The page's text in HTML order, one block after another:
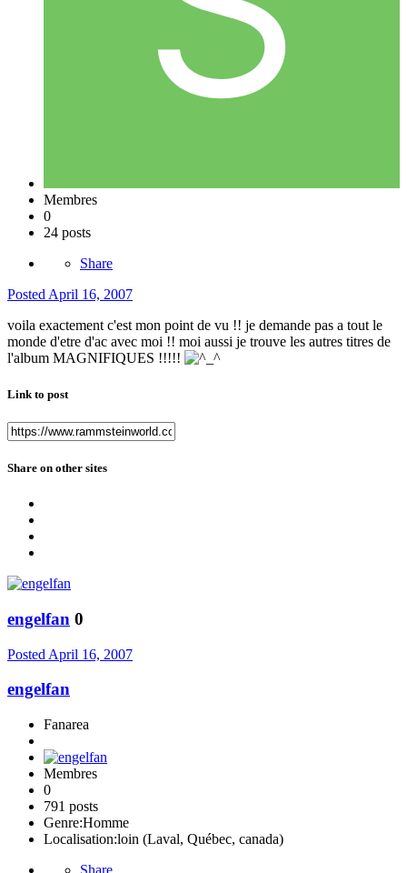
Membres
0
24 posts
Share
PostedApril 16, 2007
voila exactement c'est mon point de vu !! je demande pas a tout le
monde d'etre d'ac avec moi !! moi aussi je trouve les autres titres de
l'album MAGNIFIQUES !!!!!
Link to post
Share on other sites
engelfan 0
Posted April 16, 2007
engelfan
Fanarea
Membres
0
791 posts
Genre:Homme
Localisation:loin (Laval, Québec, canada)
Share